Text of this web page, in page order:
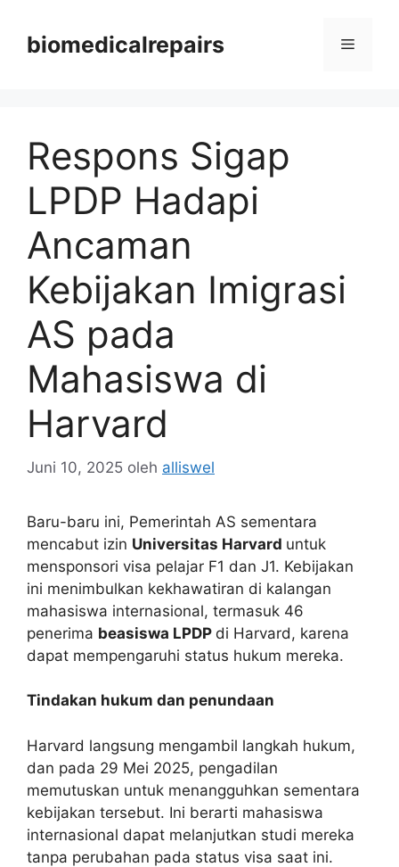
biomedicalrepairs Menu
Respons Sigap
LPDP Hadapi
Ancaman
Kebijakan Imigrasi
AS pada
Mahasiswa di
Harvard
Juni 10, 2025 oleh alliswel
Baru-baru ini, Pemerintah AS sementara
mencabut izin Universitas Harvard untuk
mensponsori visa pelajar F1 dan J1. Kebijakan
ini menimbulkan kekhawatiran di kalangan
mahasiswa internasional, termasuk 46
penerima beasiswa LPDP di Harvard, karena
dapat mempengaruhi status hukum mereka.
Tindakan hukum dan penundaan
Harvard langsung mengambil langkah hukum,
dan pada 29 Mei 2025, pengadilan
memutuskan untuk menangguhkan sementara
kebijakan tersebut. Ini berarti mahasiswa
internasional dapat melanjutkan studi mereka
tanpa perubahan pada status visa saat ini.